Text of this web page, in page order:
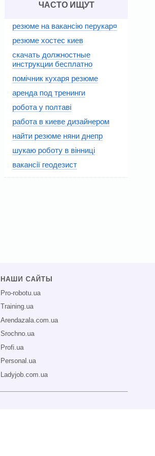
ЧАСТО ИЩУТ
резюме на вакансію перукар¤
резюме хостес киев
скачать должностные
инструкции бесплатно
помічник кухаря резюме
аренда под тренинги
робота у полтаві
работа в киеве дизайнером
найти резюме няни днепр
шукаю роботу в вінниці
вакансії геодезист
НАШИ САЙТЫ
Pro-robotu.ua
Training.ua
Arendazala.com.ua
Srochno.ua
Profi.ua
Personal.ua
Ladyjob.com.ua